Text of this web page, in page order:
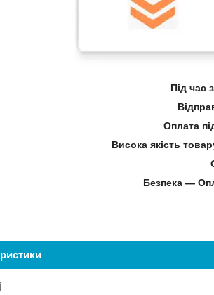
Під час
Оплата
Висока якість
Безпека —